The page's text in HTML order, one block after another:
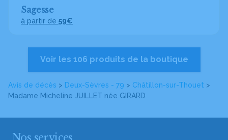
Avis de décès > Deux-Sèvres - 79 > Châtillon-sur-Thouet >
Madame Micheline JUILLET née GIRARD
Sagesse
à partir de 59€
Voir les 106 produits de la boutique
Nos services